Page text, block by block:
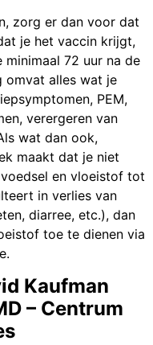
zorg er dan voor dat
je het vaccin krijgt,
minimaal 72 uur na de
omvat alles wat je
PEM,
verergeren van
wat dan ook,
maakt dat je niet
en vloeistof tot
in verlies van
diarree, etc.), dan
toe te dienen via
Kaufman
– Centrum